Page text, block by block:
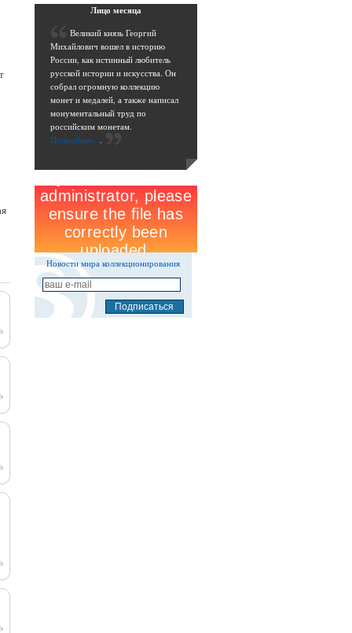
Лицо месяца
Великий князь Георгий
Михайлович вошел в историю
России, как истинный любитель
русской истории и искусства. Он
собрал огромную коллекцию
монет и медалей, а также написал
монументальный труд по
российским монетам.
Подробнее....
Новости мира коллекционирования